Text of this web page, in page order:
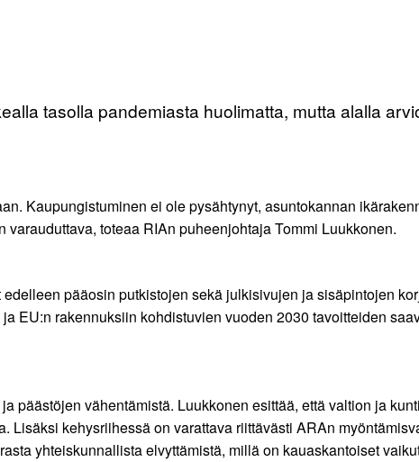
tasolla pandemiasta huolimatta, mutta alalla
Kaupungistuminen ei ole pysähtynyt, asuntokannan
toteaa RIAn puheenjohtaja Tommi Luukkonen.
pääosin putkistojen sekä julkisivujen ja sisäpintojen
EU:n rakennuksiin kohdistuvien vuoden 2030 tavoitteiden
päästöjen vähentämistä. Luukkonen esittää, että valtion ja
Lisäksi kehysriihessä on varattava riittävästi ARAn
yhteiskunnallista elvyttämistä, millä on kauaskantoiset